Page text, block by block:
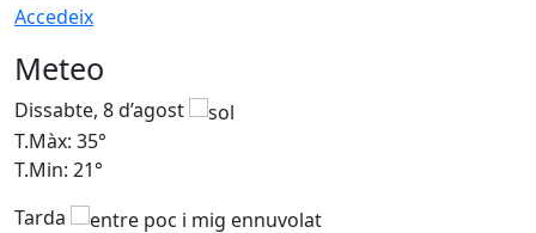
Accedeix
Meteo
Dissabte, 8 d’agost
T.Màx: 35°
T.Min: 21°
Tarda